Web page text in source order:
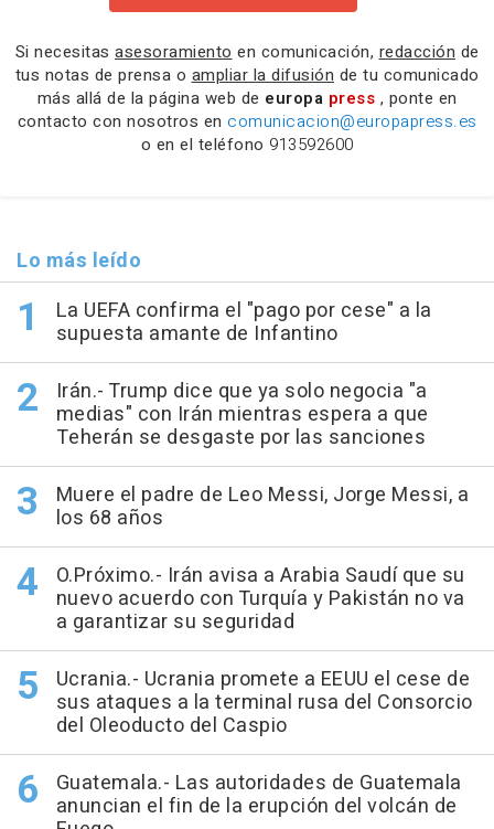
Si necesitas asesoramiento en comunicación, redacción de
tus notas de prensa o ampliar la difusión de tu comunicado
más allá de la página web de europa press , ponte en
contacto con nosotros en comunicacion@europapress.es
o en el teléfono 913592600
Lo más leído
La UEFA confirma el "pago por cese" a la
supuesta amante de Infantino
Irán.- Trump dice que ya solo negocia "a
medias" con Irán mientras espera a que
Teherán se desgaste por las sanciones
Muere el padre de Leo Messi, Jorge Messi, a
los 68 años
O.Próximo.- Irán avisa a Arabia Saudí que su
nuevo acuerdo con Turquía y Pakistán no va
a garantizar su seguridad
Ucrania.- Ucrania promete a EEUU el cese de
sus ataques a la terminal rusa del Consorcio
del Oleoducto del Caspio
Guatemala.- Las autoridades de Guatemala
anuncian el fin de la erupción del volcán de